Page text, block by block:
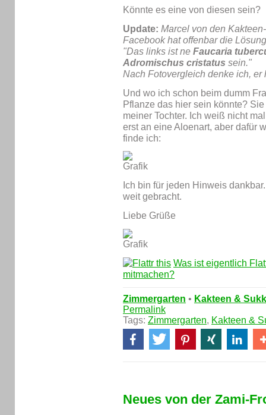
Könnte es eine von diesen sein?
Update: Marcel von den
Facebook hat offenbar die
"Das links ist ne Faucaria
Adromischus cristatus sein."
Nach Fotovergleich denke ich, er
Und wo ich schon beim dumm
Pflanze das hier sein könnte?
meiner Tochter. Ich weiß nicht
erst an eine Aloenart, aber dafür
finde ich:
Ich bin für jeden Hinweis
weit gebracht.
Liebe Grüße
Was ist eigentlich
mitmachen?
Zimmergarten • Kakteen &
Permalink
Tags: Zimmergarten, Kakteen &
Neues von der Zami-